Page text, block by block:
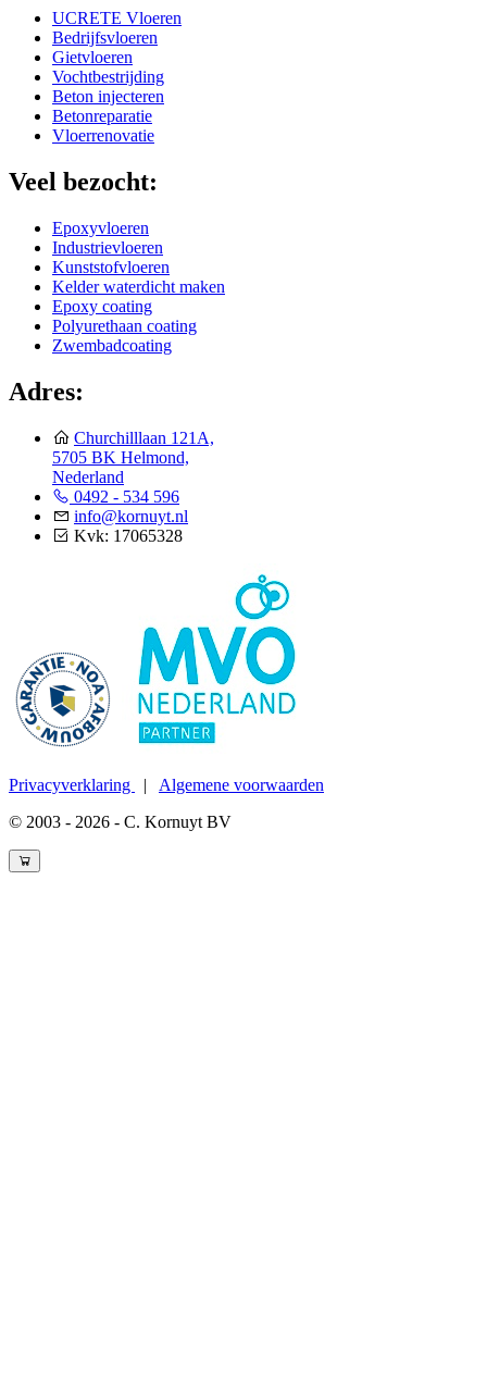
UCRETE Vloeren
Bedrijfsvloeren
Gietvloeren
Vochtbestrijding
Beton injecteren
Betonreparatie
Vloerrenovatie
Veel bezocht:
Epoxyvloeren
Industrievloeren
Kunststofvloeren
Kelder waterdicht maken
Epoxy coating
Polyurethaan coating
Zwembadcoating
Adres:
Churchilllaan 121A,
5705 BK Helmond,
Nederland
0492 - 534 596
info@kornuyt.nl
Kvk: 17065328
Privacyverklaring | Algemene voorwaarden
© 2003 - 2026 - C. Kornuyt BV